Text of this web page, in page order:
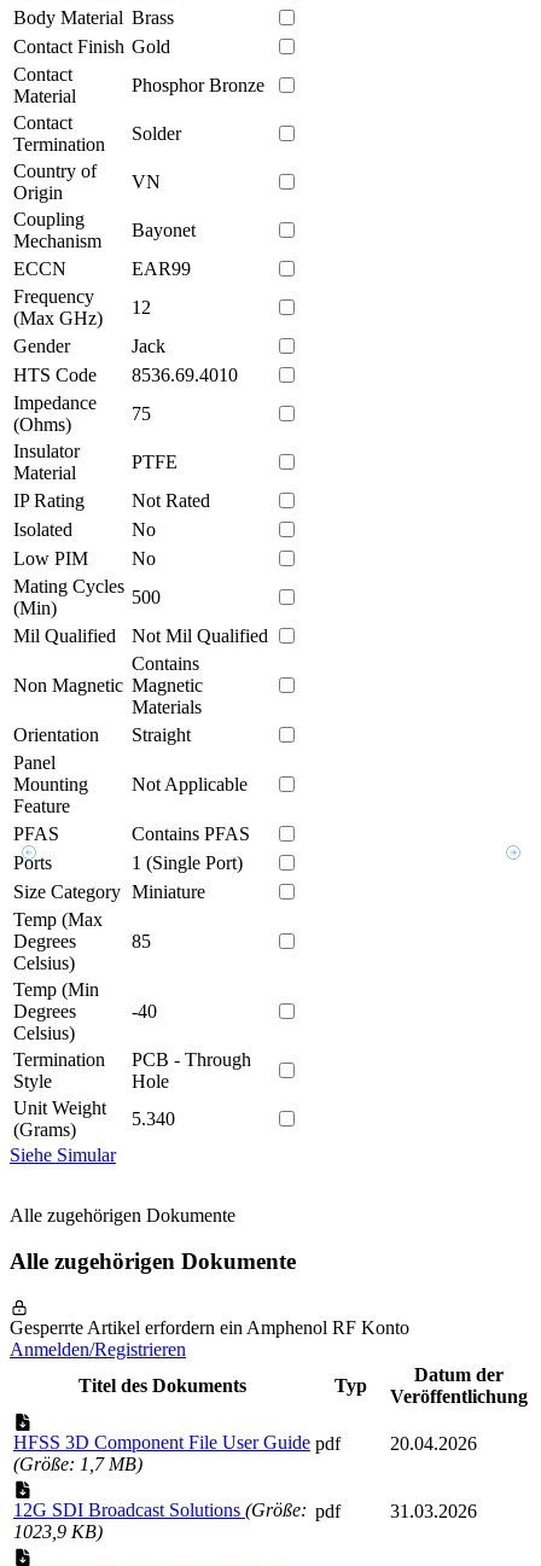
Body Material Brass
Contact Finish Gold
Contact
Material
Phosphor Bronze
Contact
Termination
Solder
Country of
Origin
VN
Coupling
Mechanism
Bayonet
ECCN
EAR99
Frequency
(Max GHz)
12
Gender
Jack
HTS Code
8536.69.4010
Impedance
(Ohms)
75
Insulator
Material
PTFE
IP Rating
Not Rated
Isolated
No
Low PIM
No
Mating Cycles
(Min)
500
Mil Qualified
Not Mil Qualified
Non Magnetic
Contains
Magnetic
Materials
Orientation
Straight
Panel
Mounting
Feature
Not Applicable
PFAS
Contains PFAS
Ports
1 (Single Port)
Size Category Miniature
Temp (Max
Degrees
Celsius)
85
Temp (Min
Degrees
Celsius)
-40
Termination
Style
PCB - Through
Hole
Unit Weight
(Grams)
5.340
Siehe Simular
Alle zugehörigen Dokumente
Alle zugehörigen Dokumente
Gesperrte Artikel erfordern ein Amphenol RF Konto
Anmelden/Registrieren
Titel des Dokuments
Typ
Datum der
Veröffentlichung
HFSS 3D Component File User Guide
(Größe: 1,7 MB)
pdf 20.04.2026
12G SDI Broadcast Solutions (Größe:
1023,9 KB)
pdf 31.03.2026